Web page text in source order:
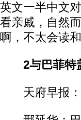
英文一半中文
看亲戚，自然
啊，不太会读和
2与巴菲特
天府早报：